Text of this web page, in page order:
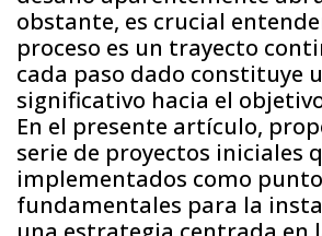
obstante, es crucial
proceso es un trayecto
cada paso dado constituye
significativo hacia el
En el presente artículo,
serie de proyectos iniciales
implementados como
fundamentales para la